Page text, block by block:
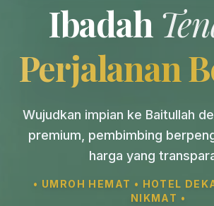
Ibadah
Perjalanan
Wujudkan impian ke Baitullah
premium, pembimbing
harga yang
• UMROH HEMAT • HOTEL
NIKMAT •